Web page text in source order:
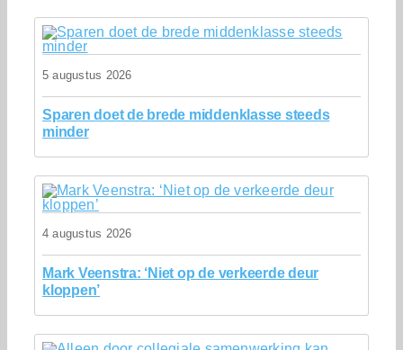
5 augustus 2026
Sparen doet de brede middenklasse steeds
minder
4 augustus 2026
Mark Veenstra: ‘Niet op de verkeerde deur
kloppen’